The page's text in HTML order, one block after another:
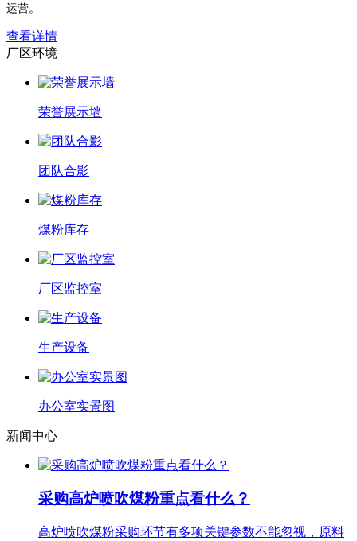
运营。
查看详情
厂区环境
荣誉展示墙
团队合影
煤粉库存
厂区监控室
生产设备
办公室实景图
新闻中心
采购高炉喷吹煤粉重点看什么？
高炉喷吹煤粉采购环节有多项关键参数不能忽视，原料